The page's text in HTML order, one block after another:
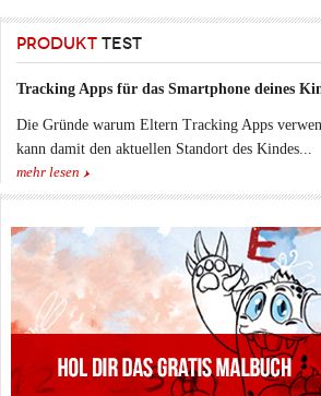
PRODUKT TEST
Tracking Apps für das Smartphone deines
Die Gründe warum Eltern Tracking Apps
kann damit den aktuellen Standort des Kindes...
mehr lesen